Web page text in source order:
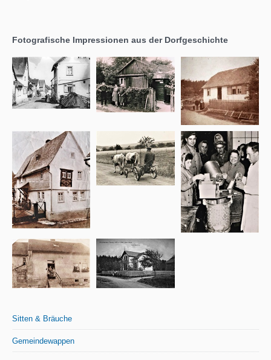
Fotografische Impressionen aus der Dorfgeschichte
Sitten & Bräuche
Gemeindewappen